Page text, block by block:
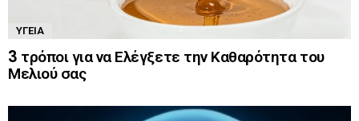
ΥΓΕΊΑ
3 τρόποι για να Ελέγξετε την Καθαρότητα του
Μελιού σας